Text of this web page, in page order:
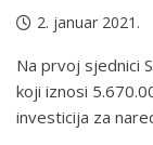
2. januar 2021.
Na prvoj sjednici
koji iznosi
investicija za